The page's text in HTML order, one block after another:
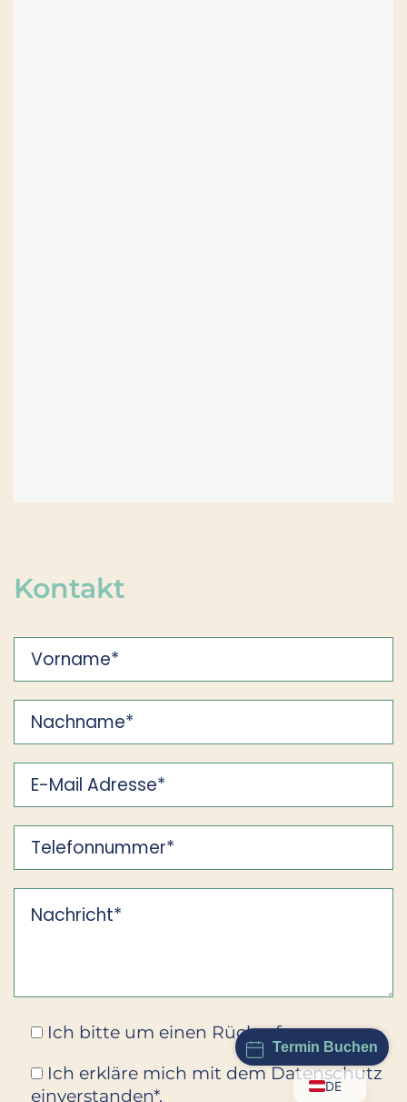
Kontakt
Ich bitte um einen Rückruf.
Ich erkläre mich mit dem Datenschutz
einverstanden*.
DE
Termin Buchen